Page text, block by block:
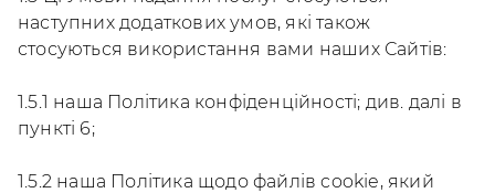
наступних додаткових умов, які також
стосуються використання вами наших Сайтів:
1.5.1 наша Політика конфіденційності; див. далі в
пункті 6;
1.5.2 наша Політика щодо файлів cookie, який